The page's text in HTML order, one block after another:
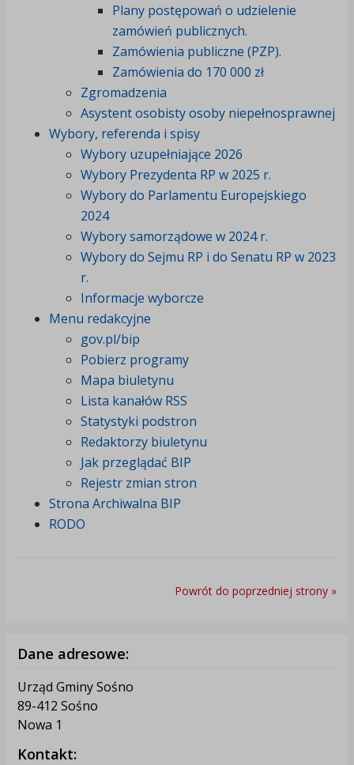
Plany postępowań o udzielenie
zamówień publicznych.
Zamówienia publiczne (PZP).
Zamówienia do 170 000 zł
Zgromadzenia
Asystent osobisty osoby niepełnosprawnej
Wybory, referenda i spisy
Wybory uzupełniające 2026
Wybory Prezydenta RP w 2025 r.
Wybory do Parlamentu Europejskiego
2024
Wybory samorządowe w 2024 r.
Wybory do Sejmu RP i do Senatu RP w 2023
r.
Informacje wyborcze
Menu redakcyjne
gov.pl/bip
Pobierz programy
Mapa biuletynu
Lista kanałów RSS
Statystyki podstron
Redaktorzy biuletynu
Jak przeglądać BIP
Rejestr zmian stron
Strona Archiwalna BIP
RODO
Powrót do poprzedniej strony »
Dane adresowe:
Urząd Gminy Sośno
89-412 Sośno
Nowa 1
Kontakt: